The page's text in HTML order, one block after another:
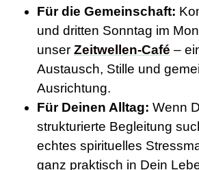
Für die Gemeinschaft:
und dritten Sonntag im
unser Zeitwellen-Café –
Austausch, Stille und
Ausrichtung.
Für Deinen Alltag: Wenn
strukturierte Begleitung
echtes spirituelles
ganz praktisch in Dein